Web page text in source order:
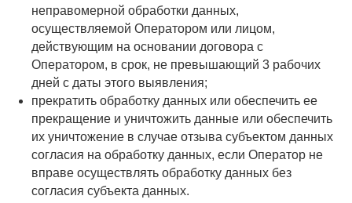
неправомерной обработки данных,
осуществляемой Оператором или лицом,
действующим на основании договора с
Оператором, в срок, не превышающий 3 рабочих
дней с даты этого выявления;
прекратить обработку данных или обеспечить ее
прекращение и уничтожить данные или обеспечить
их уничтожение в случае отзыва субъектом данных
согласия на обработку данных, если Оператор не
вправе осуществлять обработку данных без
согласия субъекта данных.